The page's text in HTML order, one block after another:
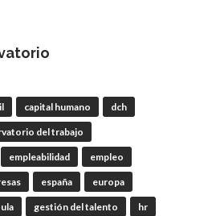
ganadería, incendios y el
@CREenZamora
Twitter
capital humano dch
del trabajo
empleabilidad empleo
españa europa
gestión del talento hr